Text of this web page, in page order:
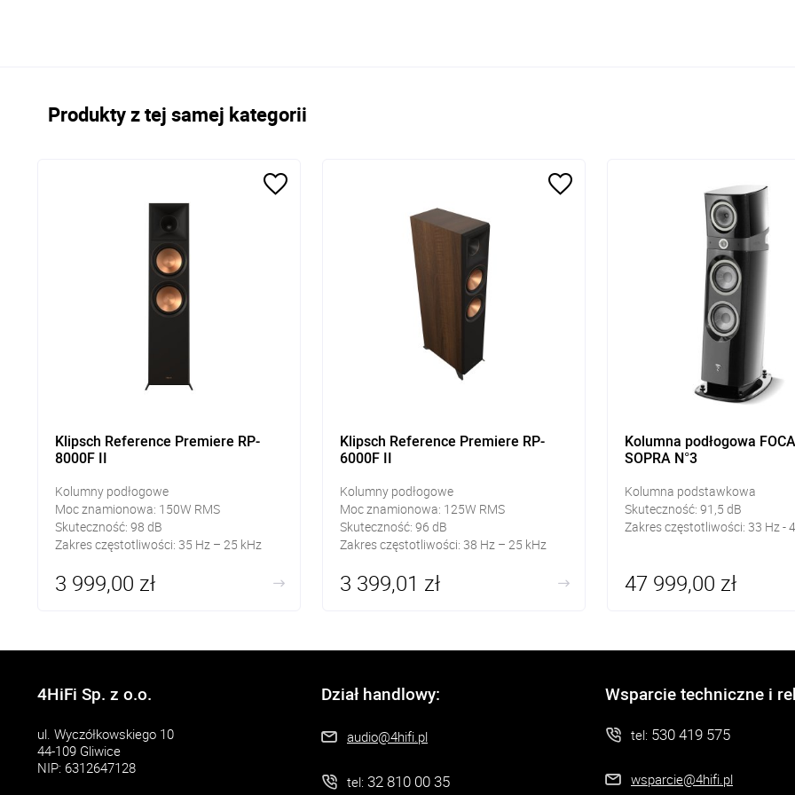
Produkty z tej samej kategorii
Klipsch Reference Premiere RP-
8000F II
Kolumny podłogowe
Moc znamionowa: 150W RMS
Skuteczność: 98 dB
Zakres częstotliwości: 35 Hz – 25 kHz
3 999,00 zł
Klipsch Reference Premiere RP-
6000F II
Kolumny podłogowe
Moc znamionowa: 125W RMS
Skuteczność: 96 dB
Zakres częstotliwości: 38 Hz – 25 kHz
3 399,01 zł
Kolumna podłogowa
SOPRA N°3
Kolumna podstawkowa
Skuteczność: 91,5 dB
Zakres częstotliwości: 33 Hz -
47 999,00 zł
4HiFi Sp. z o.o.
ul. Wyczółkowskiego 10
44-109 Gliwice
NIP: 6312647128
Dział handlowy:
audio@4hifi.pl
tel: 32 810 00 35
Wsparcie techniczne i
tel: 530 419 575
wsparcie@4hifi.pl